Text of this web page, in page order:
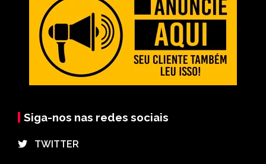
Siga-nos nas redes sociais
⠀TWITTER